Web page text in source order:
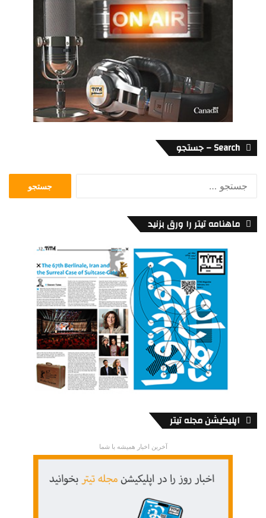
Search – جستجو
ماهنامه تیتر را ورق بزنید
اپلیکیشن مجله تیتر
آخرین اخبار همیشه با شما